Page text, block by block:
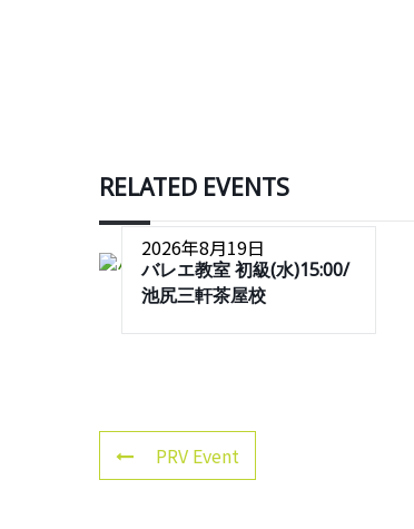
RELATED EVENTS
2026年8月19日
バレエ教室 初級(水)15:00/
池尻三軒茶屋校
PRV Event